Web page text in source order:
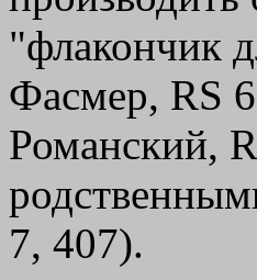
"флакончик
Фасмер, RS
Романский,
7, 407).